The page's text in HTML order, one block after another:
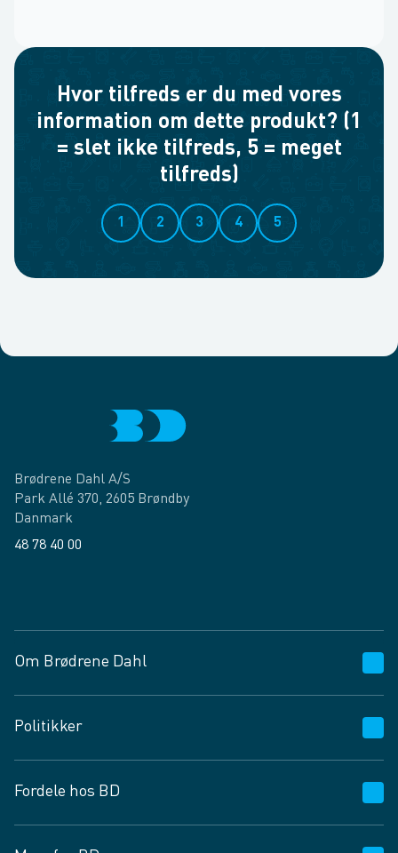
Hvor tilfreds er du med vores
information om dette produkt? (1
= slet ikke tilfreds, 5 = meget
tilfreds)
1 2 3 4 5
Brødrene Dahl A/S
Park Allé 370, 2605 Brøndby
Danmark
48 78 40 00
Om Brødrene Dahl
Vagttelefon 30 10 89 89
Spørgsmål og svar
Job og karriere
Fødevarekontrolrapport
Politikker
Privatlivspolitik
Cookies
Fordele hos BD